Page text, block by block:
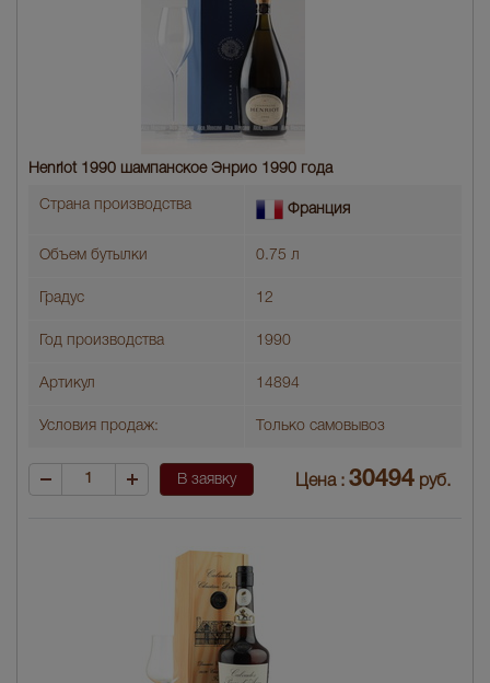
Henriot 1990 шампанское Энрио 1990 года
Страна производства Франция
Объем бутылки 0.75 л
Градус 12
Год производства 1990
Артикул 14894
Условия продаж: Только самовывоз
В заявку Цена : 30494 руб.